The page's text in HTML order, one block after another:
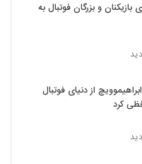
بازیکنان و بزرگان فوتبال به
از دنیای فوتبال
کرد